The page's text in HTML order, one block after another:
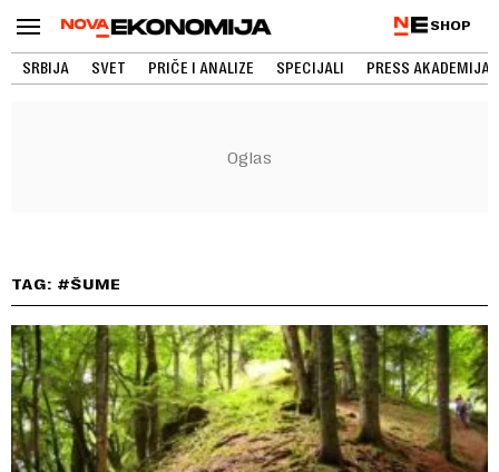
SHOP
SRBIJA SVET PRIČE I ANALIZE SPECIJALI PRESS AKADEMIJA
TAG: #ŠUME